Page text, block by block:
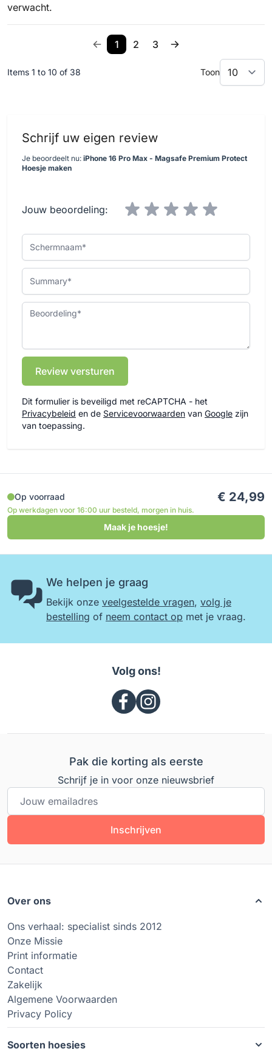
verwacht.
1 2 3
Items 1 to 10 of 38 Toon
Schrijf uw eigen review
Je beoordeelt nu: iPhone 16 Pro Max - Magsafe Premium Protect
Hoesje maken
Jouw beoordeling:
Schermnaam
Summary
Beoordeling
Review versturen
Dit formulier is beveiligd met reCAPTCHA - het
Privacybeleid en de Servicevoorwaarden van Google zijn
van toepassing.
Op voorraad € 24,99
Op werkdagen voor 16:00 uur besteld, morgen in huis.
Maak je hoesje!
We helpen je graag
Bekijk onze veelgestelde vragen, volg je
bestelling of neem contact op met je vraag.
Volg ons!
Pak die korting als eerste
Schrijf je in voor onze nieuwsbrief
E-mailadres
Inschrijven
Over ons
Ons verhaal: specialist sinds 2012
Onze Missie
Print informatie
Contact
Zakelijk
Algemene Voorwaarden
Privacy Policy
Soorten hoesjes